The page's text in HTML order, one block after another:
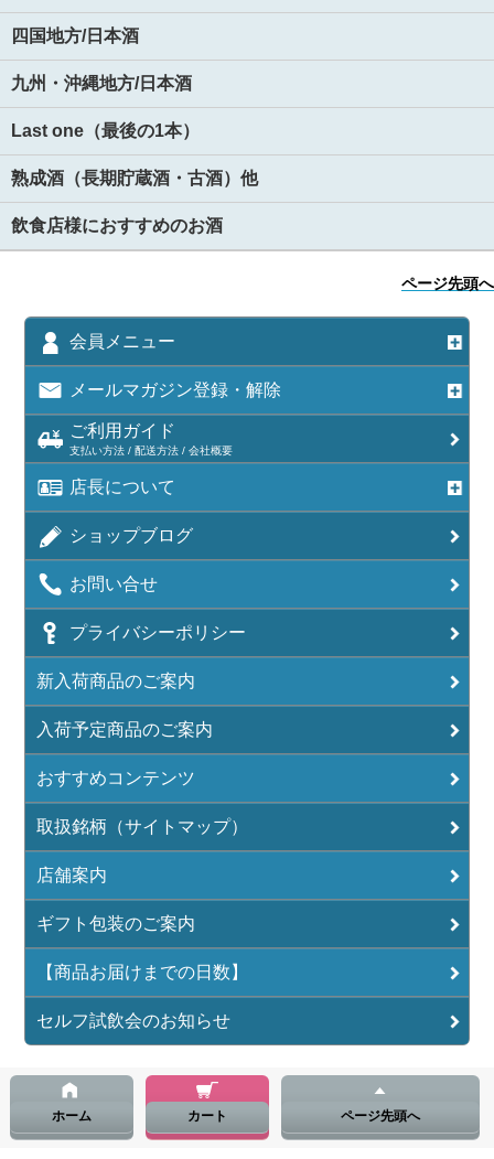
四国地方/日本酒
九州・沖縄地方/日本酒
Last one（最後の1本）
熟成酒（長期貯蔵酒・古酒）他
飲食店様におすすめのお酒
ページ先頭へ
会員メニュー
メールマガジン登録・解除
ご利用ガイド
支払い方法 / 配送方法 / 会社概要
店長について
ショップブログ
お問い合せ
プライバシーポリシー
新入荷商品のご案内
入荷予定商品のご案内
おすすめコンテンツ
取扱銘柄（サイトマップ）
店舗案内
ギフト包装のご案内
【商品お届けまでの日数】
セルフ試飲会のお知らせ
ホーム カート ページ先頭へ